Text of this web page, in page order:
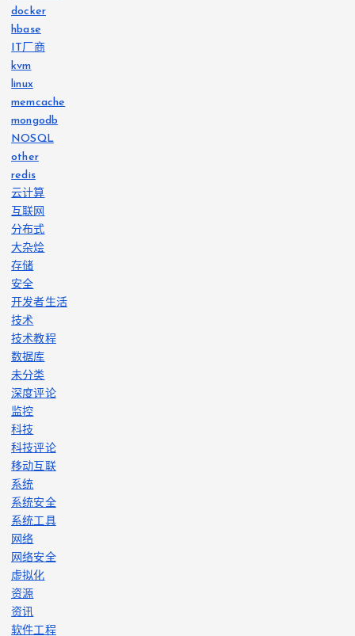
docker
hbase
IT厂商
kvm
linux
memcache
mongodb
NOSQL
other
redis
云计算
互联网
分布式
大杂烩
存储
安全
开发者生活
技术
技术教程
数据库
未分类
深度评论
监控
科技
科技评论
移动互联
系统
系统安全
系统工具
网络
网络安全
虚拟化
资源
资讯
软件工程